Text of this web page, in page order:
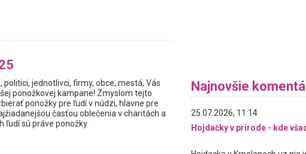
politici, jednotlivci, firmy, obce, mestá, Vás
ponožkovej kampane! Zmyslom tejto
ponožky pre ľudí v núdzi, hlavne pre
časťou oblečenia v charitách a
ľudí sú práve ponožky.
Najnovšie
25.07.2026, 11:14
Hojdačky v prírode - kde